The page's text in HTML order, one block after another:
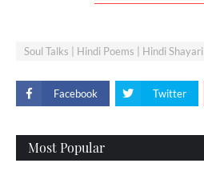
Soul Talks | Hindi Poems | Hindi Shayari
Facebook Twitter
Most Popular